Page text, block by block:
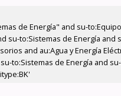
de Energía" and su-
su-to:Sistemas de Energía and
and au:Agua y Energía
to:Sistemas de Energía and